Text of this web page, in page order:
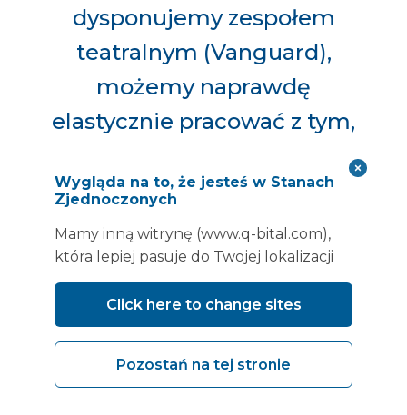
dysponujemy zespołem
teatralnym (Vanguard),
możemy naprawdę
elastycznie pracować z tym,
Dzięki temu możemy
pracować dość sprawnie i
reagować na to, gdzie
znajduje się nasza lista
oczekujących”.
Claire McGillycuddy – zastępca dyrektora
Wygląda na to, że jesteś w Stanach
Zjednoczonych
Mamy inną witrynę (www.q-bital.com),
która lepiej pasuje do Twojej lokalizacji
Click here to change sites
Pozostań na tej stronie